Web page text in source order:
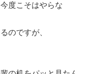
度こそはやらな
のですが、